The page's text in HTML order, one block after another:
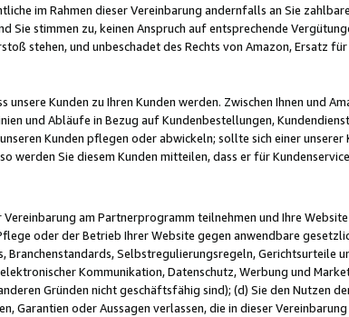
im Rahmen dieser Vereinbarung andernfalls an Sie
stimmen zu, keinen Anspruch auf entsprechende
stehen, und unbeschadet des Rechts von Amazon, Ersatz
Kunden zu Ihren Kunden werden. Zwischen Ihnen und
und Abläufe in Bezug auf Kundenbestellungen,
Kunden pflegen oder abwickeln; sollte sich einer unserer
werden Sie diesem Kunden mitteilen, dass er für
Vereinbarung am Partnerprogramm teilnehmen und Ihre
oder der Betrieb Ihrer Website gegen anwendbare
Branchenstandards, Selbstregulierungsregeln, Gerichtsurteile
Kommunikation, Datenschutz, Werbung und
Gründen nicht geschäftsfähig sind); (d) Sie den Nutzen
Garantien oder Aussagen verlassen, die in dieser